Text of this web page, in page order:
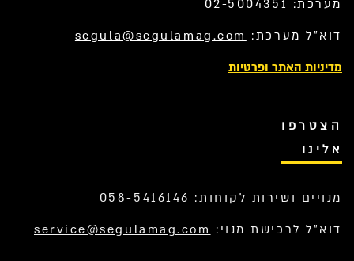
מערכת: 02-5004351
דוא”ל מערכת: segula@segulamag.com
מדיניות האתר ופרטיות
הצטרפו
אלינו
מנויים ושירות לקוחות: 058-5416146
דוא”ל לרכישת מנוי: service@segulamag.com